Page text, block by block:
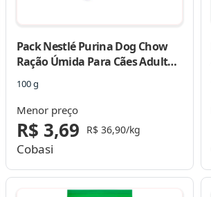
Pack Nestlé Purina Dog Chow
Ração Úmida Para Cães Adultos
Molho – Com 15 Sachês 100g
100 g
Menor preço
R$ 3,69 R$ 36,90/kg
Cobasi